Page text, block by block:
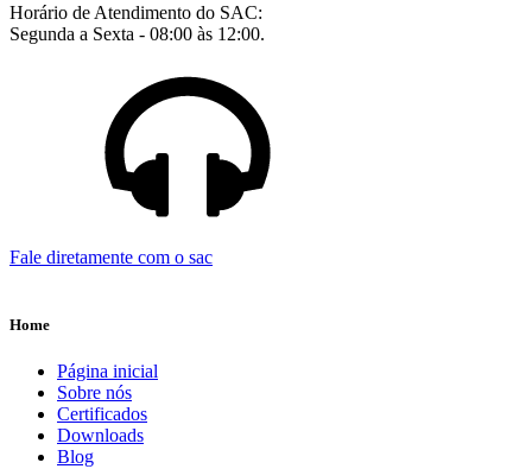
Horário de Atendimento do SAC:
Segunda a Sexta - 08:00 às 12:00.
Fale diretamente com o sac
Home
Página inicial
Sobre nós
Certificados
Downloads
Blog